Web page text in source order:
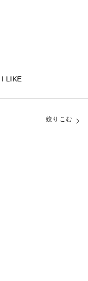
I LIKE
絞りこむ